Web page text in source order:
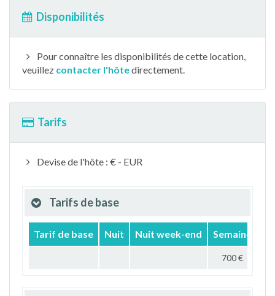
Disponibilités
Pour connaître les disponibilités de cette location,
veuillez contacter l'hôtedirectement.
Tarifs
Devise de l'hôte : € - EUR
Tarifs de base
Tarif de base Nuit Nuit week-end Semaine
700 €